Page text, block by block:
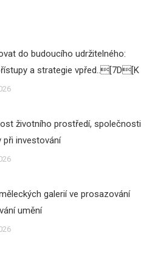
do budoucího udržitelného:
a strategie vpřed..[7D[K
životního prostředí, společnosti
při investování
galerií ve prosazování
umění